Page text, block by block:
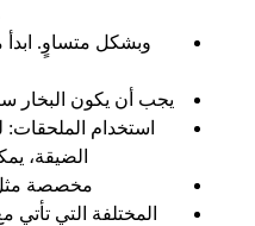
وبشكل متساوٍ. ابدأ
يجب أن يكون البخار
استخدام الملحقات:
الضيقة،
مخصصة مثل
المختلفة التي